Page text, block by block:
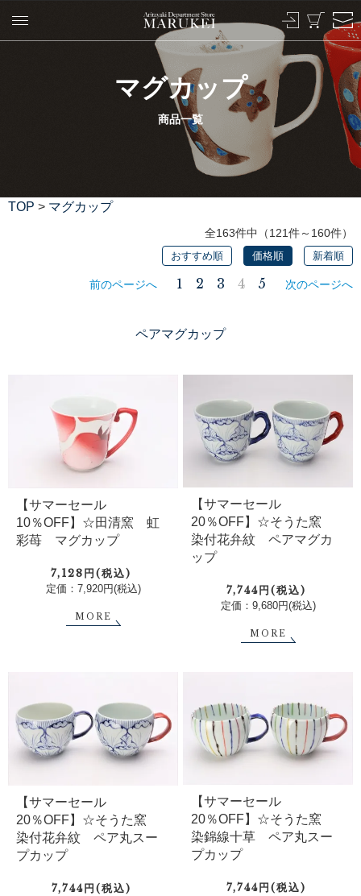
マグカップ
商品一覧
TOP > マグカップ
全163件中（121件～160件）
おすすめ順 価格順 新着順
前のページへ 1 2 3 4 5 次のページへ
ペアマグカップ
【サマーセール
10％OFF】☆田清窯 虹
彩苺 マグカップ
7,128円(税込)
定価：7,920円(税込)
MORE
【サマーセール
20％OFF】☆そうた窯
染付花弁紋 ペアマグカ
ップ
7,744円(税込)
定価：9,680円(税込)
MORE
【サマーセール
20％OFF】☆そうた窯
染付花弁紋 ペア丸スー
プカップ
7,744円(税込)
【サマーセール
20％OFF】☆そうた窯
染錦線十草 ペア丸スー
プカップ
7,744円(税込)